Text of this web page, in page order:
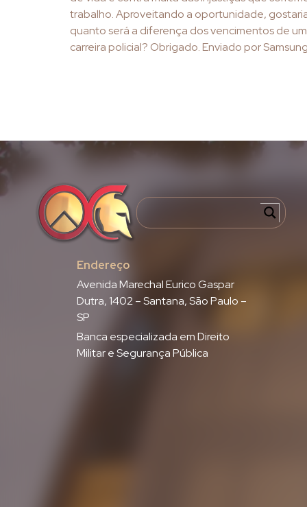
trabalho. Aproveitando a oportunidade,
quanto será a diferença dos vencimentos de
carreira policial? Obrigado. Enviado por
Endereço
Avenida Marechal Eurico Gaspar
Dutra, 1402 – Santana, São Paulo –
SP
Banca especializada em Direito
Militar e Segurança Pública